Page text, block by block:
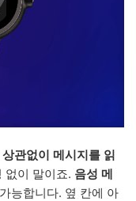
관없이 메시지를 읽
없이 말이죠. 음성 메
능합니다. 옆 칸에 아